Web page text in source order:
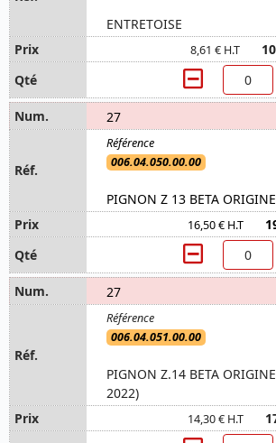
ENTRETOISE
8,61 € H.T
27
006.04.050.00.00
PIGNON Z 13 BETA
16,50 € H.T
27
006.04.051.00.00
PIGNON Z.14 BETA
2022)
14,30 € H.T